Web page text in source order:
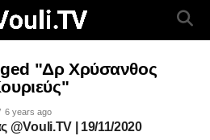
"Δρ Χρύσανθος
6 years ago
@Vouli.TV | 19/11/2020